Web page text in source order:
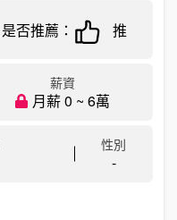
是否推薦： 推
薪資
月薪 0 ~ 6萬
性別
-